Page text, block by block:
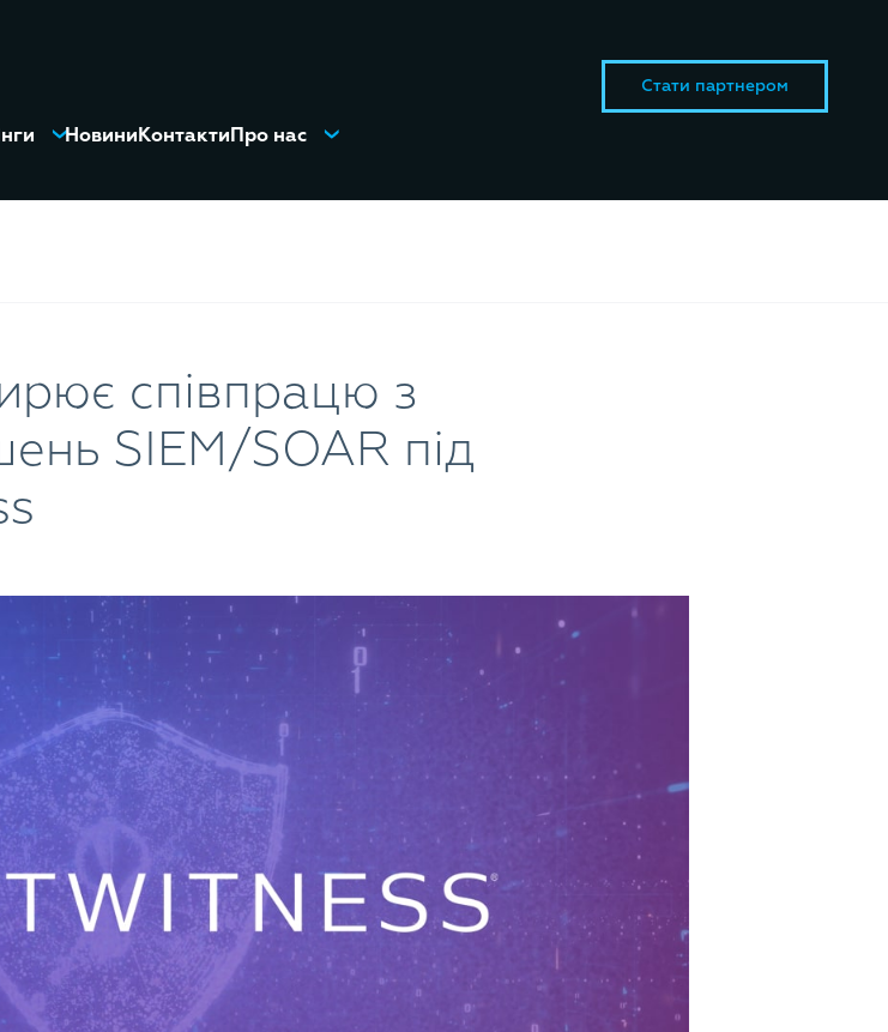
Стати партнером
НовиниКонтактиПро нас
співпрацю з
SIEM/SOAR під